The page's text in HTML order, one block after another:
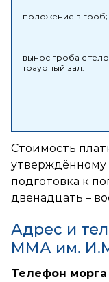
положение в гроб;
вынос гроба с
траурный зал.
Стоимость
утверждённому
подготовка к
двенадцать –
Адрес и
ММА им.
Телефон